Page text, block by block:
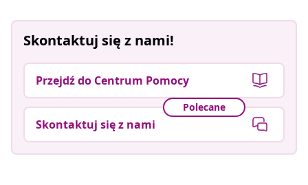
Skontaktuj się z nami!
Przejdź do Centrum Pomocy
Polecane
Skontaktuj się z nami